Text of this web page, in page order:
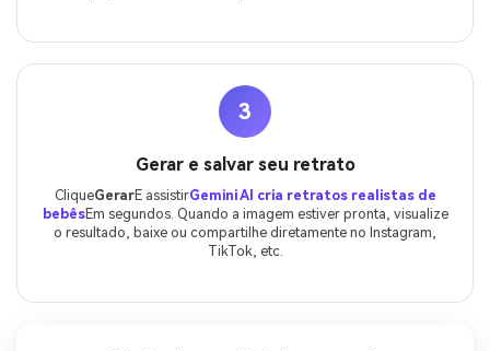
3
Gerar e salvar seu retrato
CliqueGerarE assistirGemini AI cria retratos realistas de
bebêsEm segundos. Quando a imagem estiver pronta, visualize
o resultado, baixe ou compartilhe diretamente no Instagram,
TikTok, etc.